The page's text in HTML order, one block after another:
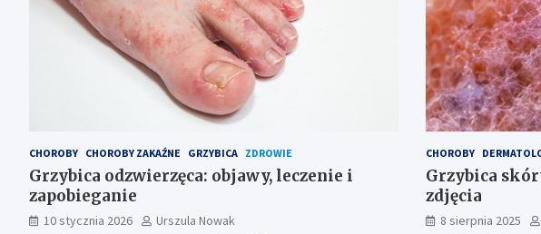
CHOROBY CHOROBY ZAKAŹNE GRZYBICA ZDROWIE
Grzybica odzwierzęca: objawy, leczenie i
zapobieganie
10 stycznia 2026
Urszula Nowak
CHOROBY
Grzybica
zdjęcia
8 sierpnia 2025